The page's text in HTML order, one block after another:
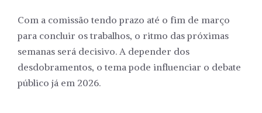
Com a comissão tendo prazo até o fim de março
para concluir os trabalhos, o ritmo das próximas
semanas será decisivo. A depender dos
desdobramentos, o tema pode influenciar o debate
público já em 2026.